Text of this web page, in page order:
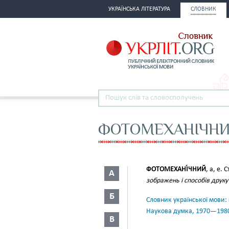
УКРАЇНСЬКА ЛІТЕРАТУРА СЛОВНИК
А
Б
В
ФОТОМЕХАНІ́ЧНИЙ, а, е.
зображень і способів
Словник української
Наукова думка,